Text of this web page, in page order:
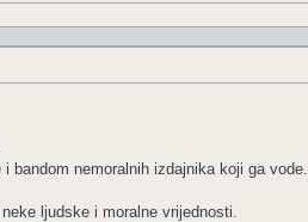
bandom nemoralnih izdajnika koji ga vode.
ljudske i moralne vrijednosti.